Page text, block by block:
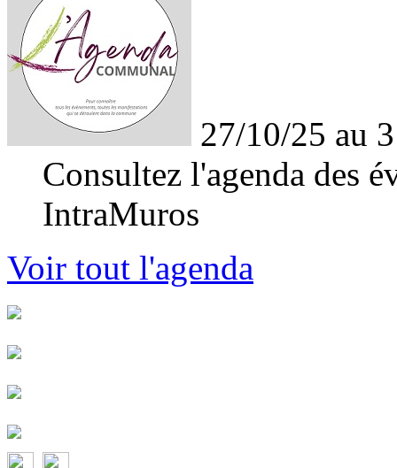
27/10/25 au
Consultez l'agenda des
IntraMuros
Voir tout l'agenda